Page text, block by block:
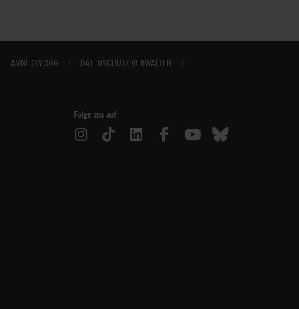
AMNESTY.ORG
DATENSCHUTZ VERWALTEN
Folge uns auf